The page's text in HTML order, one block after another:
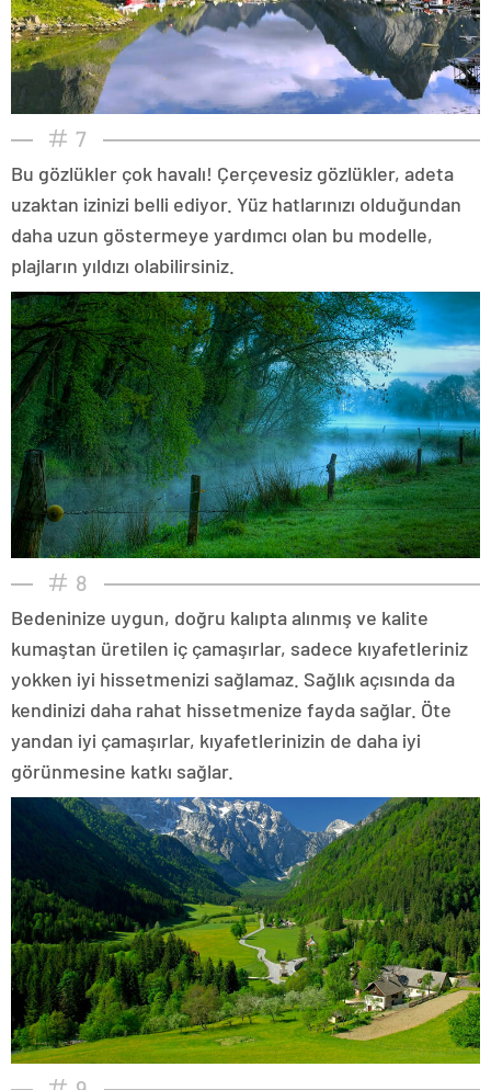
7
Bu gözlükler çok havalı! Çerçevesiz gözlükler, adeta
uzaktan izinizi belli ediyor. Yüz hatlarınızı olduğundan
daha uzun göstermeye yardımcı olan bu modelle,
plajların yıldızı olabilirsiniz.
8
Bedeninize uygun, doğru kalıpta alınmış ve kalite
kumaştan üretilen iç çamaşırlar, sadece kıyafetleriniz
yokken iyi hissetmenizi sağlamaz. Sağlık açısında da
kendinizi daha rahat hissetmenize fayda sağlar. Öte
yandan iyi çamaşırlar, kıyafetlerinizin de daha iyi
görünmesine katkı sağlar.